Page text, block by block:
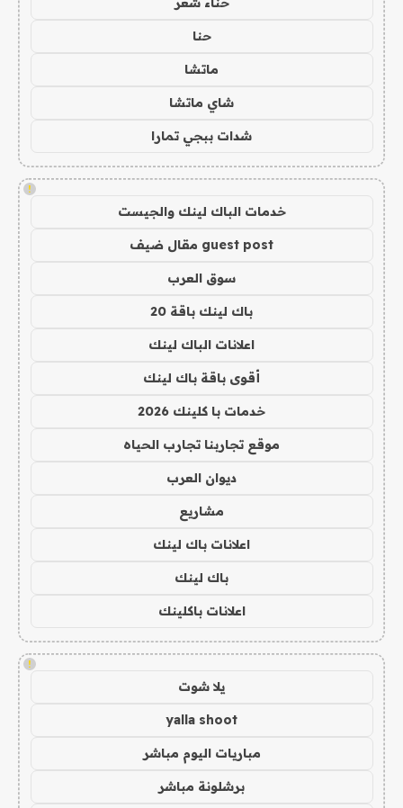
حنا
ماتشا
شاي ماتشا
شدات ببجي تمارا
!
خدمات الباك لينك والجيست
guest post مقال ضيف
سوق العرب
باك لينك باقة 20
اعلانات الباك لينك
أقوى باقة باك لينك
خدمات با كلينك 2026
موقع تجاربنا تجارب الحياه
ديوان العرب
مشاريع
اعلانات باك لينك
باك لينك
اعلانات باكلينك
!
يلا شوت
yalla shoot
مباريات اليوم مباشر
برشلونة مباشر